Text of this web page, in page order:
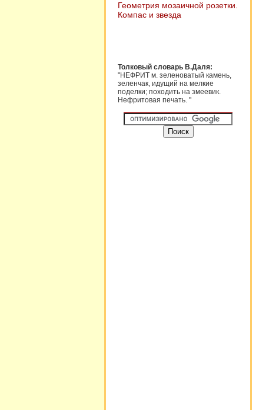
Геометрия мозаичной розетки.
Компас и звезда
Толковый словарь В.Даля:
"НЕФРИТ м. зеленоватый камень,
зеленчак, идущий на мелкие
поделки; походить на змеевик.
Нефритовая печать. "